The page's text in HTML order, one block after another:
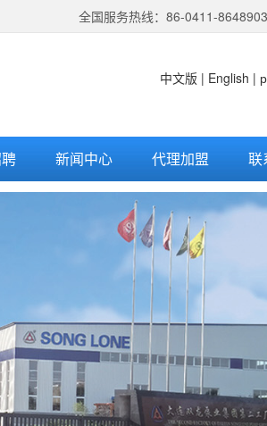
全国服务热线：86-0411-
中文版 | English |
新闻中心 代理加盟 联